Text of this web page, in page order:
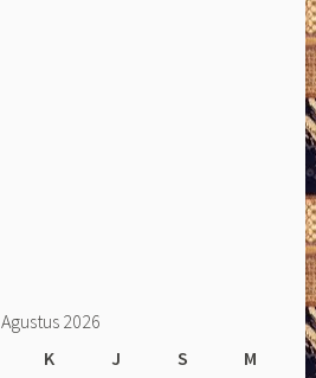
Agustus 2026
K J S
M